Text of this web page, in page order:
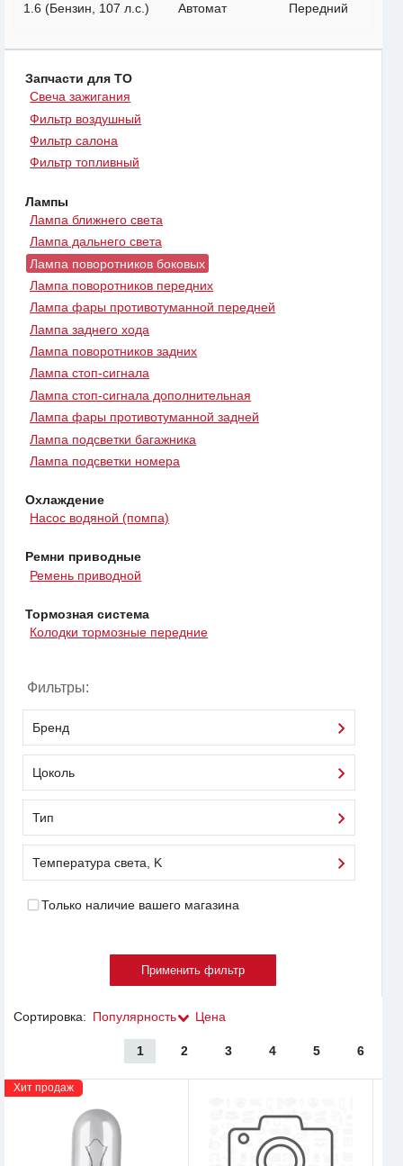
1.6 (Бензин, 107 л.с.) Автомат Передний
Запчасти для ТО
Свеча зажигания
Фильтр воздушный
Фильтр салона
Фильтр топливный
Лампы
Лампа ближнего света
Лампа дальнего света
Лампа поворотников боковых
Лампа поворотников передних
Лампа фары противотуманной передней
Лампа заднего хода
Лампа поворотников задних
Лампа стоп-сигнала
Лампа стоп-сигнала дополнительная
Лампа фары противотуманной задней
Лампа подсветки багажника
Лампа подсветки номера
Охлаждение
Насос водяной (помпа)
Ремни приводные
Ремень приводной
Тормозная система
Колодки тормозные передние
Фильтры:
Бренд
Цоколь
Тип
Температура света, K
Только наличие вашего магазина
Сортировка: Популярность Цена
1 2 3 4 5 6
Хит продаж